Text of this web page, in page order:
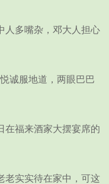
多嘴杂，邓大人担心
诚服地道，两眼巴巴
福来酒家大摆宴席的
实实待在家中，可这